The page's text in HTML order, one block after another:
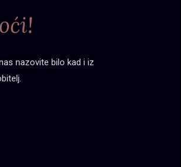
nazovite bilo kad i iz